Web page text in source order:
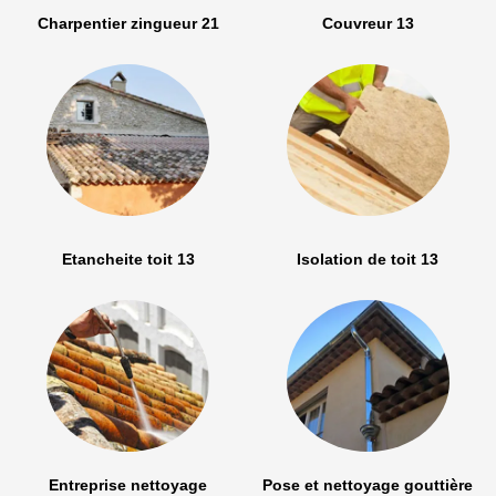
Charpentier zingueur 21 Couvreur 13
Etancheite toit 13 Isolation de toit 13
Entreprise nettoyage
Pose et nettoyage gouttière